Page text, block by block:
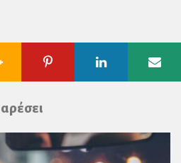
Google
Plus
Pinterest Linkedin